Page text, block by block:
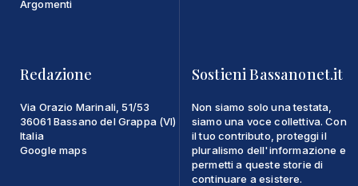
Argomenti
Redazione
Via Orazio Marinali, 51/53
36061 Bassano del Grappa (VI)
Italia
Google maps
Sostieni Bassanonet.it
Non siamo solo una testata,
siamo una voce collettiva. Con
il tuo contributo, proteggi il
pluralismo dell'informazione e
permetti a queste storie di
continuare a esistere.